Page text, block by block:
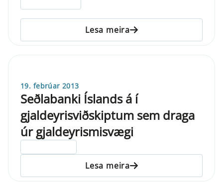
Lesa meira
19. febrúar 2013
Seðlabanki Íslands á í
gjaldeyrisviðskiptum sem draga
úr gjaldeyrismisvægi
Lesa meira